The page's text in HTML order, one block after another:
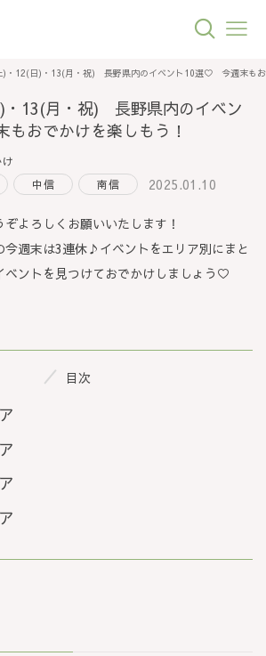
・12(日)・13(月・祝) 長野県内のイベント10選♡ 今週末もお
13(月・祝) 長野県内のイベン
おでかけを楽しもう！
中信 南信 2025.01.10
よろしくお願いいたします！
今週末は3連休♪イベントをエリア別にまと
ベントを見つけておでかけしましょう♡
目次